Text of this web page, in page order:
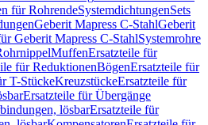
für RohrendeSystemdichtungenSets
Geberit Mapress C-StahlGeberit
Geberit Mapress C-StahlSystemrohre
MuffenErsatzteile für
für ReduktionenBögenErsatzteile für
T-StückeKreuzstückeErsatzteile für
Ersatzteile für Übergänge
lösbarErsatzteile für